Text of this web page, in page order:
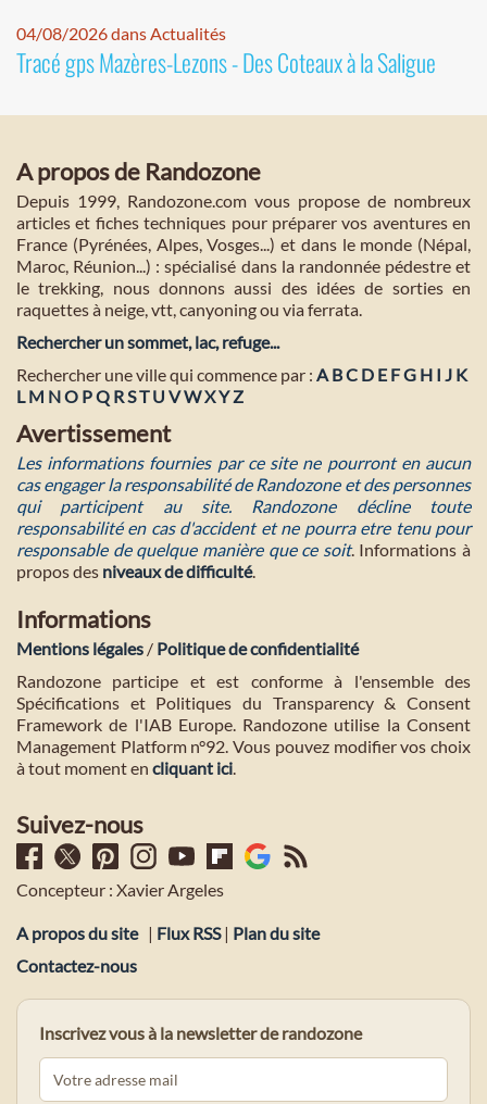
04/08/2026 dans Actualités
Tracé gps Mazères-Lezons - Des Coteaux à la Saligue
A propos de Randozone
Depuis 1999, Randozone.com vous propose de nombreux
articles et fiches techniques pour préparer vos aventures en
France (Pyrénées, Alpes, Vosges...) et dans le monde (Népal,
Maroc, Réunion...) : spécialisé dans la randonnée pédestre et
le trekking, nous donnons aussi des idées de sorties en
raquettes à neige, vtt, canyoning ou via ferrata.
Rechercher un sommet, lac, refuge...
Rechercher une ville qui commence par : A BC D E FG H I J K
L M NO PQ RST U VWXYZ
Avertissement
Les informations fournies par ce site ne pourront en aucun
cas engager la responsabilité de Randozone et des personnes
qui participent au site. Randozone décline toute
responsabilité en cas d'accident et ne pourra etre tenu pour
responsable de quelque manière que ce soit. Informations à
propos des niveaux de difficulté.
Informations
Mentions légales / Politique de confidentialité
Randozone participe et est conforme à l'ensemble des
Spécifications et Politiques du Transparency & Consent
Framework de l'IAB Europe. Randozone utilise la Consent
Management Platform n°92. Vous pouvez modifier vos choix
à tout moment en cliquant ici.
Suivez-nous
Concepteur : Xavier Argeles
A propos du site | Flux RSS| Plan du site
Contactez-nous
Inscrivez vous à la newsletter de randozone